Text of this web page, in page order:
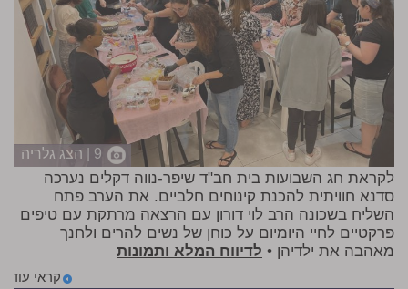
9 | הצג גלריה
לקראת חג השבועות בית חב"ד שיפר-נווה דקלים נערכה
סדנא חוויתית להכנת קינוחים חלביים. את הערב פתח
השליח בשכונה הרב לוי דורון עם הרצאה מרתקת עם טיפים
פרקטיים לחיי היומיום על כוחן של נשים להרים ולחנך
מאהבה את ילדיהן • לדיווח המלא ותמונות
קראי עוד